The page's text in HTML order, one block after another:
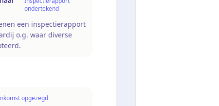
ondertekend
een inspectierapport
o.g. waar diverse
opgezegd